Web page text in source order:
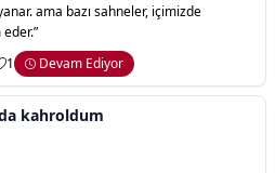
ama bazı sahneler, içimizde
1 Devam Ediyor
kahroldum